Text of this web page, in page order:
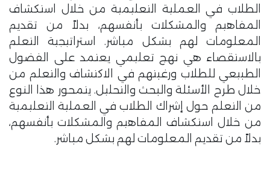
الطلاب في العملية التعليمية من خلال استكشاف
المفاهيم والمشكلات بأنفسهم، بدلاً من تقديم
المعلومات لهم بشكل مباشر. استراتيجية التعلم
بالاستقصاء هي نهج تعليمي يعتمد على الفضول
الطبيعي للطلاب ورغبتهم في الاكتشاف والتعلم من
خلال طرح الأسئلة والبحث والتحليل. يتمحور هذا النوع
من التعلم حول إشراك الطلاب في العملية التعليمية
من خلال استكشاف المفاهيم والمشكلات بأنفسهم،
بدلاً من تقديم المعلومات لهم بشكل مباشر.